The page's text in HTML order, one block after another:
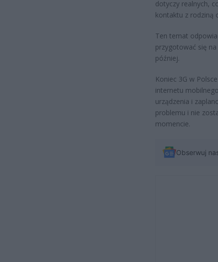
dotyczy realnych,
kontaktu z rodziną
Ten temat
przygotować się
później.
Koniec 3G w
internetu
urządzenia i
problemu i nie
momencie.
Obserwuj